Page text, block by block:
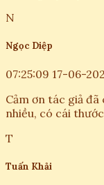
N
Ngọc Diệp
07:25:09 17-06-
Cảm ơn tác giả đã
nhiều, có cái
T
Tuấn Khải